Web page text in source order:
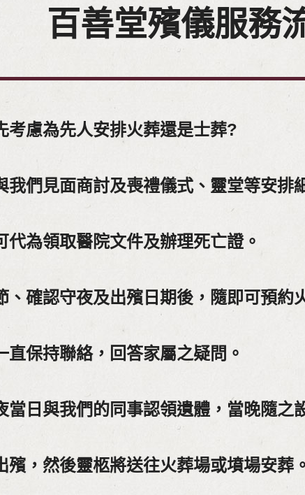
百善堂殯儀服務
考慮為先人安排火葬還是士葬?
我們見面商討及喪禮儀式、靈堂等安排
為領取醫院文件及辦理死亡證。
、確認守夜及出殯日期後，隨即可預約
直保持聯絡，回答家屬之疑問。
日與我們的同事認領遺體，當晚隨之
殯，然後靈柩將送往火葬場或墳場安葬。